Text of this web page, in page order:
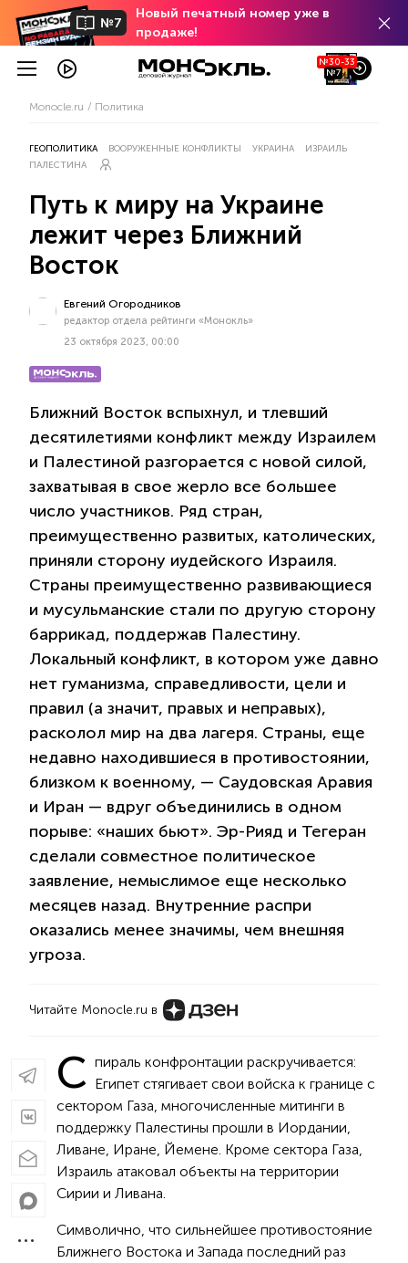
№7
Новый печатный номер уже в
продаже!
№30-33
№7
Monocle.ru Политика
ГЕОПОЛИТИКА ВООРУЖЕННЫЕ КОНФЛИКТЫ УКРАИНА
ИЗРАИЛЬ
ПАЛЕСТИНА
Путь к миру на Украине
лежит через Ближний
Восток
Евгений Огородников
редактор отдела рейтинги «Монокль»
23 октября 2023, 00:00
Ближний Восток вспыхнул, и тлевший
десятилетиями конфликт между Израилем
и Палестиной разгорается с новой силой,
захватывая в свое жерло все большее
число участников. Ряд стран,
преимущественно развитых, католических,
приняли сторону иудейского Израиля.
Страны преимущественно развивающиеся
и мусульманские стали по другую сторону
баррикад, поддержав Палестину.
Локальный конфликт, в котором уже давно
нет гуманизма, справедливости, цели и
правил (а значит, правых и неправых),
расколол мир на два лагеря. Страны, еще
недавно находившиеся в противостоянии,
близком к военному, — Саудовская Аравия
и Иран — вдруг объединились в одном
порыве: «наших бьют». Эр-Рияд и Тегеран
сделали совместное политическое
заявление, немыслимое еще несколько
месяцев назад. Внутренние распри
оказались менее значимы, чем внешняя
угроза.
Читайте Monocle.ru в
С пираль конфронтации раскручивается:
Египет стягивает свои войска к границе с
сектором Газа, многочисленные митинги в
поддержку Палестины прошли в Иордании,
Ливане, Иране, Йемене. Кроме сектора Газа,
Израиль атаковал объекты на территории
Сирии и Ливана.
Символично, что сильнейшее противостояние
Ближнего Востока и Запада последний раз